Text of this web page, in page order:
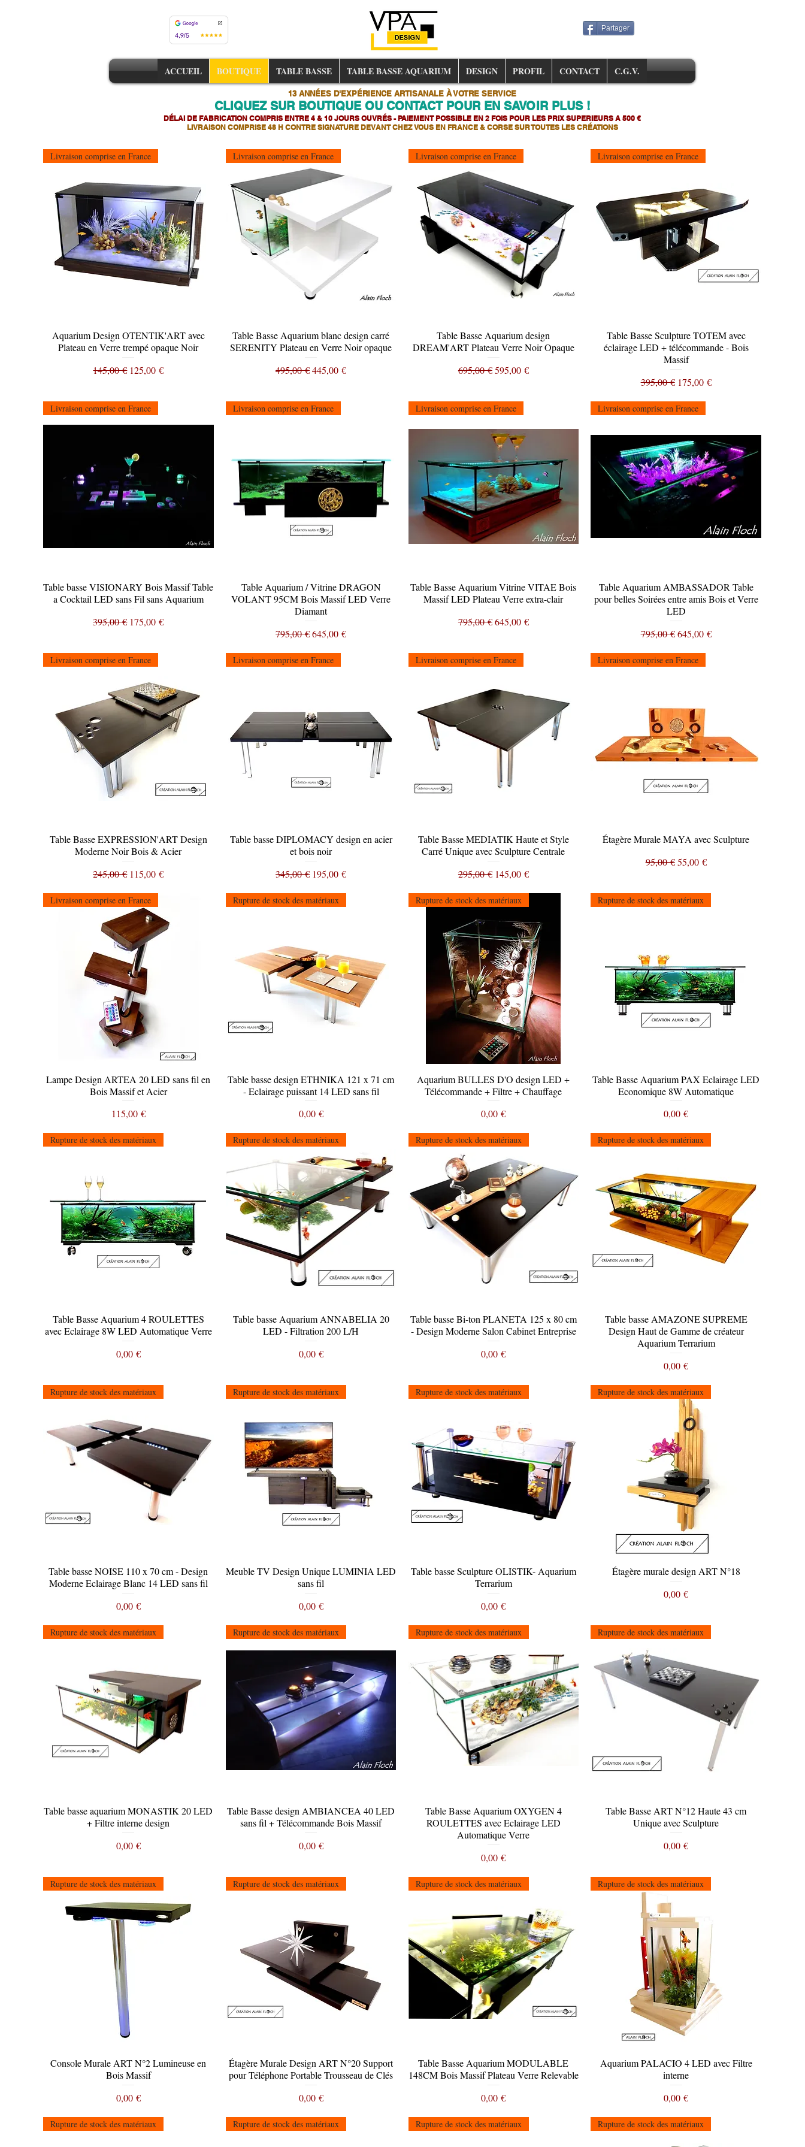
Partager
ACCUEIL BOUTIQUE TABLE BASSE TABLE BASSE AQUARIUM DESIGN PROFIL CONTACT C.G.V.
13 ANNÉES D'EXPÉRIENCE ARTISANALE À VOTRE SERVICE
CLIQUEZ SUR BOUTIQUE OU CONTACT POUR EN SAVOIR PLUS !
DÉLAI DE FABRICATION COMPRIS ENTRE 4 & 10 JOURS OUVRÉS - PAIEMENT POSSIBLE EN 2 FOIS POUR LES PRIX SUPERIEURS A 500 €
LIVRAISON COMPRISE 48 H CONTRE SIGNATURE DEVANT CHEZ VOUS EN FRANCE & CORSE SUR TOUTES LES CRÉATIONS
Aperçu rapide
Livraison comprise en France
Aquarium Design OTENTIK'ART avec
Plateau en Verre trempé opaque Noir
Prix original
145,00 € Prix promotionnel
125,00 €
Aperçu rapide
Livraison comprise en France
Table Basse Aquarium blanc design carré
SERENITY Plateau en Verre Noir opaque
Prix original
495,00 €Prix promotionnel
445,00 €
Aperçu rapide
Livraison comprise en France
Table Basse Aquarium design
DREAM'ART Plateau Verre Noir Opaque
Prix original
695,00 € Prix promotionnel
595,00 €
Aperçu rapide
Livraison comprise en France
Table Basse Sculpture TOTEM avec
éclairage LED + télécommande - Bois
Massif
Prix original
395,00 € Prix promotionnel
175,00 €
Aperçu rapide
Livraison comprise en France
Table basse VISIONARY Bois Massif Table
a Cocktail LED sans Fil sans Aquarium
Prix original
395,00 € Prix promotionnel
175,00 €
Aperçu rapide
Livraison comprise en France
Table Aquarium / Vitrine DRAGON
VOLANT 95CM Bois Massif LED Verre
Diamant
Prix original
795,00 €Prix promotionnel
645,00 €
Aperçu rapide
Livraison comprise en France
Table Basse Aquarium Vitrine VITAE Bois
Massif LED Plateau Verre extra-clair
Prix original
795,00 €Prix promotionnel
645,00 €
Aperçu rapide
Livraison comprise en France
Table Aquarium AMBASSADOR Table
pour belles Soirées entre amis Bois et Verre
LED
Prix original
795,00 € Prix promotionnel
645,00 €
Aperçu rapide
Livraison comprise en France
Table Basse EXPRESSION'ART Design
Moderne Noir Bois & Acier
Prix original
245,00 € Prix promotionnel
115,00 €
Aperçu rapide
Livraison comprise en France
Table basse DIPLOMACY design en acier
et bois noir
Prix original
345,00 € Prix promotionnel
195,00 €
Aperçu rapide
Livraison comprise en France
Table Basse MEDIATIK Haute et Style
Carré Unique avec Sculpture Centrale
Prix original
295,00 € Prix promotionnel
145,00 €
Aperçu rapide
Livraison comprise en France
Étagère Murale MAYA avec Sculpture
Prix original
95,00 € Prix promotionnel
55,00 €
Aperçu rapide
Livraison comprise en France
Lampe Design ARTEA 20 LED sans fil en
Bois Massif et Acier
Prix
115,00 €
Aperçu rapide
Rupture de stock des matériaux
Table basse design ETHNIKA 121 x 71 cm
- Eclairage puissant 14 LED sans fil
Prix
0,00 €
Aperçu rapide
Rupture de stock des matériaux
Aquarium BULLES D'O design LED +
Télécommande + Filtre + Chauffage
Prix
0,00 €
Aperçu rapide
Rupture de stock des matériaux
Table Basse Aquarium PAX Eclairage LED
Economique 8W Automatique
Prix
0,00 €
Aperçu rapide
Rupture de stock des matériaux
Table Basse Aquarium 4 ROULETTES
avec Eclairage 8W LED Automatique Verre
Prix
0,00 €
Aperçu rapide
Rupture de stock des matériaux
Table basse Aquarium ANNABELIA 20
LED - Filtration 200 L/H
Prix
0,00 €
Aperçu rapide
Rupture de stock des matériaux
Table basse Bi-ton PLANETA 125 x 80 cm
- Design Moderne Salon Cabinet Entreprise
Prix
0,00 €
Aperçu rapide
Rupture de stock des matériaux
Table basse AMAZONE SUPREME
Design Haut de Gamme de créateur
Aquarium Terrarium
Prix
0,00 €
Aperçu rapide
Rupture de stock des matériaux
Table basse NOISE 110 x 70 cm - Design
Moderne Eclairage Blanc 14 LED sans fil
Prix
0,00 €
Aperçu rapide
Rupture de stock des matériaux
Meuble TV Design Unique LUMINIA LED
sans fil
Prix
0,00 €
Aperçu rapide
Rupture de stock des matériaux
Table basse Sculpture OLISTIK- Aquarium
Terrarium
Prix
0,00 €
Aperçu rapide
Rupture de stock des matériaux
Étagère murale design ART N°18
Prix
0,00 €
Aperçu rapide
Rupture de stock des matériaux
Table basse aquarium MONASTIK 20 LED
+ Filtre interne design
Prix
0,00 €
Aperçu rapide
Rupture de stock des matériaux
Table Basse design AMBIANCEA 40 LED
sans fil + Télécommande Bois Massif
Prix
0,00 €
Aperçu rapide
Rupture de stock des matériaux
Table Basse Aquarium OXYGEN 4
ROULETTES avec Eclairage LED
Automatique Verre
Prix
0,00 €
Aperçu rapide
Rupture de stock des matériaux
Table Basse ART N°12 Haute 43 cm
Unique avec Sculpture
Prix
0,00 €
Aperçu rapide
Rupture de stock des matériaux
Console Murale ART N°2 Lumineuse en
Bois Massif
Prix
0,00 €
Aperçu rapide
Rupture de stock des matériaux
Étagère Murale Design ART N°20 Support
pour Téléphone Portable Trousseau de Clés
Prix
0,00 €
Aperçu rapide
Rupture de stock des matériaux
Table Basse Aquarium MODULABLE
148CM Bois Massif Plateau Verre Relevable
Prix
0,00 €
Aperçu rapide
Rupture de stock des matériaux
Aquarium PALACIO 4 LED avec Filtre
interne
Prix
0,00 €
Rupture de stock des matériaux Rupture de stock des matériaux Rupture de stock des matériaux Rupture de stock des matériaux